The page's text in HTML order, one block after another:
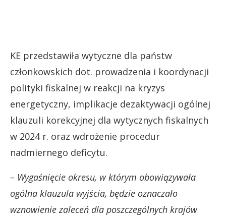
KE przedstawiła wytyczne dla państw
członkowskich dot. prowadzenia i koordynacji
polityki fiskalnej w reakcji na kryzys
energetyczny, implikacje dezaktywacji ogólnej
klauzuli korekcyjnej dla wytycznych fiskalnych
w 2024 r. oraz wdrożenie procedur
nadmiernego deficytu.
– Wygaśnięcie okresu, w którym obowiązywała
ogólna klauzula wyjścia, będzie oznaczało
wznowienie zaleceń dla poszczególnych krajów